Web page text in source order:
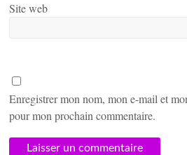
Site web
Enregistrer mon nom, mon e-mail et
pour mon prochain commentaire.